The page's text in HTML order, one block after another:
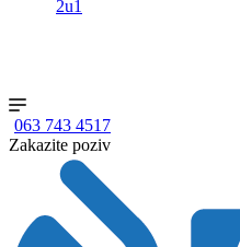
2u1
063 743 4517
Zakazite poziv